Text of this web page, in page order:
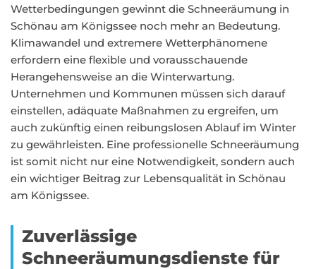
Wetterbedingungen gewinnt die Schneeräumung in
Schönau am Königssee noch mehr an Bedeutung.
Klimawandel und extremere Wetterphänomene
erfordern eine flexible und vorausschauende
Herangehensweise an die Winterwartung.
Unternehmen und Kommunen müssen sich darauf
einstellen, adäquate Maßnahmen zu ergreifen, um
auch zukünftig einen reibungslosen Ablauf im Winter
zu gewährleisten. Eine professionelle Schneeräumung
ist somit nicht nur eine Notwendigkeit, sondern auch
ein wichtiger Beitrag zur Lebensqualität in Schönau
am Königssee.
Zuverlässige
Schneeräumungsdienste für